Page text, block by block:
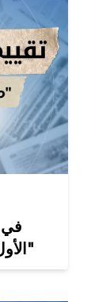
في
الأول وتراجع "أخبار اليوم" و"بوابة الأهرام"